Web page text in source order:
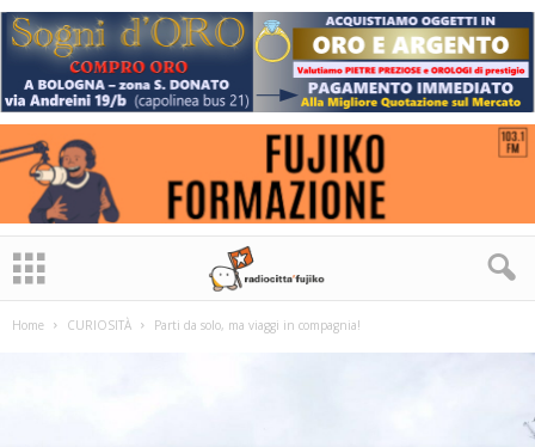
Home CURIOSITÀ Parti da solo, ma viaggi in compagnia!